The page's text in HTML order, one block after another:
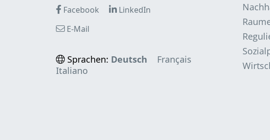
Facebook
LinkedIn
E-Mail
Sprachen: Deutsch
Français
Italiano